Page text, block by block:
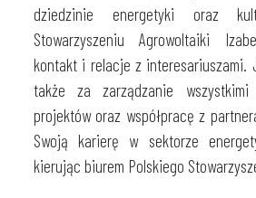
dziedzinie energetyki oraz
Stowarzyszeniu Agrowoltaiki
kontakt i relacje z interesariuszami.
także za zarządzanie
projektów oraz współpracę z
Swoją karierę w sektorze
kierując biurem Polskiego